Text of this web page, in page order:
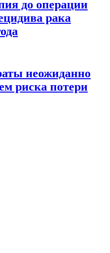
до операции
рака
неожиданно
риска потери